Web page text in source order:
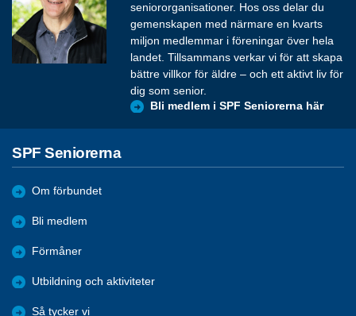
seniororganisationer. Hos oss delar du
gemenskapen med närmare en kvarts
miljon medlemmar i föreningar över hela
landet. Tillsammans verkar vi för att skapa
bättre villkor för äldre – och ett aktivt liv för
dig som senior.
Bli medlem i SPF Seniorerna här
SPF Seniorerna
Om förbundet
Bli medlem
Förmåner
Utbildning och aktiviteter
Så tycker vi